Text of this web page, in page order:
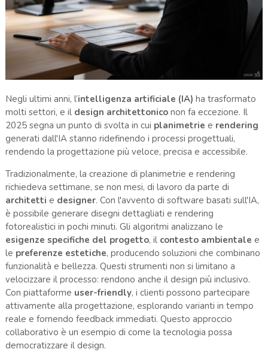
Negli ultimi anni, l’intelligenza artificiale (IA) ha trasformato
molti settori, e il design architettoniconon fa eccezione. Il
2025 segna un punto di svolta in cui planimetrie e rendering
generati dall'IA stanno ridefinendo i processi progettuali,
rendendo la progettazione più veloce, precisa e accessibile.
Tradizionalmente, la creazione di planimetrie e rendering
richiedeva settimane, se non mesi, di lavoro da parte di
architetti e designer. Con l'avvento di software basati sull'IA,
è possibile generare disegni dettagliati e rendering
fotorealistici in pochi minuti. Gli algoritmi analizzano le
esigenze specifiche del progetto, il contesto ambientale e
le preferenze estetiche, producendo soluzioni che combinano
funzionalità e bellezza. Questi strumenti non si limitano a
velocizzare il processo: rendono anche il design più inclusivo.
Con piattaforme user-friendly, i clienti possono partecipare
attivamente alla progettazione, esplorando varianti in tempo
reale e fornendo feedback immediati. Questo approccio
collaborativo è un esempio di come la tecnologia possa
democratizzare il design.